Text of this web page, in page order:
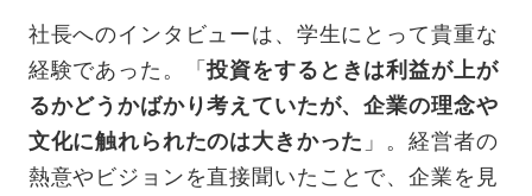
社長へのインタビューは、学生にとって貴重な
経験であった。「投資をするときは利益が上が
るかどうかばかり考えていたが、企業の理念や
文化に触れられたのは大きかった 」。経営者の
熱意やビジョンを直接聞いたことで、企業を見